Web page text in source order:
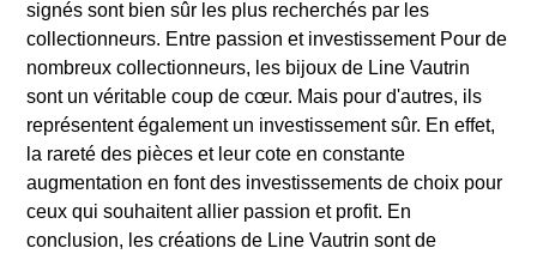
signés sont bien sûr les plus recherchés par les
collectionneurs. Entre passion et investissement Pour de
nombreux collectionneurs, les bijoux de Line Vautrin
sont un véritable coup de cœur. Mais pour d'autres, ils
représentent également un investissement sûr. En effet,
la rareté des pièces et leur cote en constante
augmentation en font des investissements de choix pour
ceux qui souhaitent allier passion et profit. En
conclusion, les créations de Line Vautrin sont de